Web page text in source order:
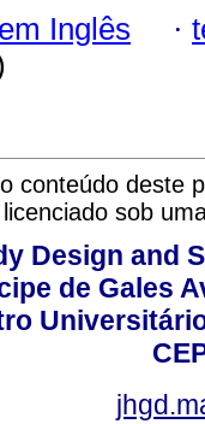
Inglês ·
conteúdo deste
licenciado sob
Design and
de Gales